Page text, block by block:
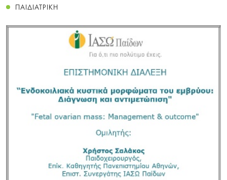
ΠΑΙΔΙΑΤΡΙΚΗ